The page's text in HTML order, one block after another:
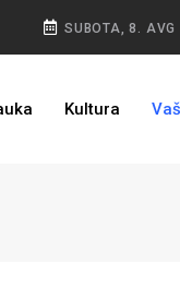
SUBOTA, 8. AVG
Kultura